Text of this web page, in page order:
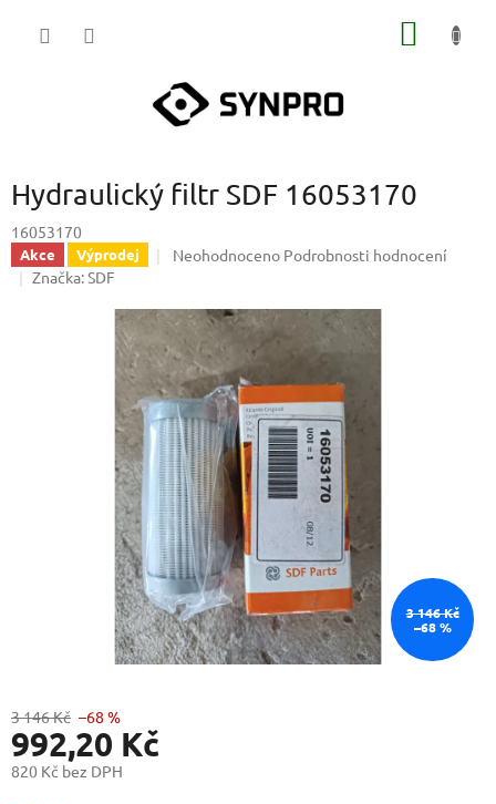
Hydraulický filtr SDF 16053170
16053170
Akce Výprodej
Průměrné
0,0
z
5
hvězdiček.
Neohodnoceno Podrobnosti hodnocení
Značka:SDF
3 146 Kč
–68 %
3 146 Kč –68 %
992,20 Kč
820 Kč bez DPH